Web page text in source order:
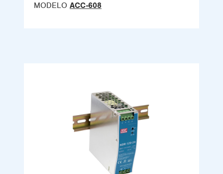
MODELO ACC-608